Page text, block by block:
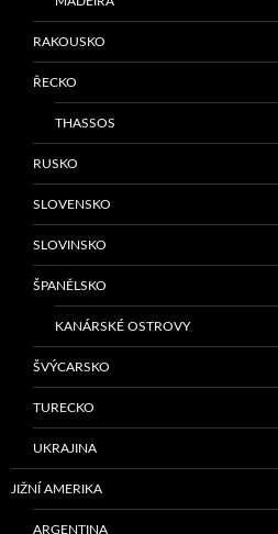
RAKOUSKO
ŘECKO
THASSOS
RUSKO
SLOVENSKO
SLOVINSKO
ŠPANĚLSKO
KANÁRSKÉ OSTROVY
ŠVÝCARSKO
TURECKO
UKRAJINA
JIŽNÍ AMERIKA
ARGENTINA